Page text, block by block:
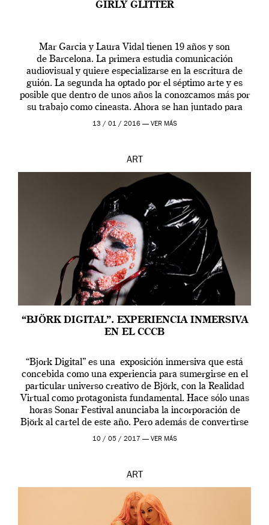
GIRLY GLITTER
Mar Garcia y Laura Vidal tienen 19 años y son
de Barcelona. La primera estudia comunicación
audiovisual y quiere especializarse en la escritura de
guión. La segunda ha optado por el séptimo arte y es
posible que dentro de unos años la conozcamos más por
su trabajo como cineasta. Ahora se han juntado para
contarnos una […]
13 / 01 / 2016 — VER MÁS
ART
“BJÖRK DIGITAL”. EXPERIENCIA INMERSIVA
EN EL CCCB
“Bjork Digital” es una exposición inmersiva que está
concebida como una experiencia para sumergirse en el
particular universo creativo de Björk, con la Realidad
Virtual como protagonista fundamental. Hace sólo unas
horas Sonar Festival anunciaba la incorporación de
Björk al cartel de este año. Pero además de convertirse
en una de las actuaciones más relevantes […]
10 / 05 / 2017 — VER MÁS
ART